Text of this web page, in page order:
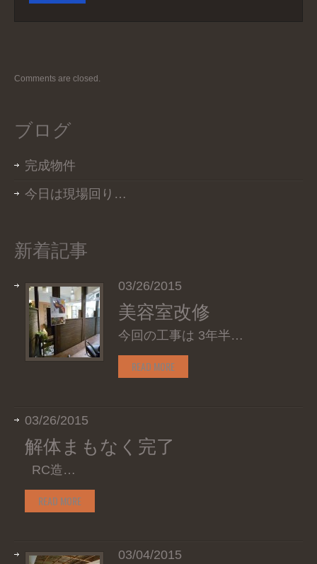
Comments are closed.
ブログ
完成物件
今日は現場回り…
新着記事
03/26/2015
美容室改修
今回の工事は 3年半…
READ MORE
03/26/2015
解体まもなく完了
RC造…
READ MORE
03/04/2015